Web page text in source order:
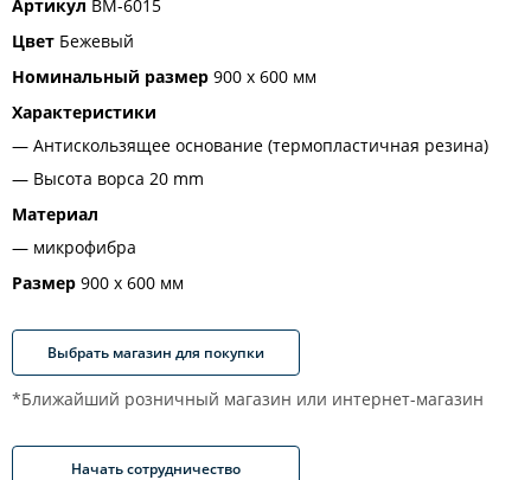
Артикул BM-6015
Цвет Бежевый
Номинальный размер 900 х 600 мм
Характеристики
Антискользящее основание (термопластичная резина)
Высота ворса 20 mm
Материал
микрофибра
Размер 900 х 600 мм
Выбрать магазин для покупки
*Ближайший розничный магазин или интернет-магазин
Начать сотрудничество